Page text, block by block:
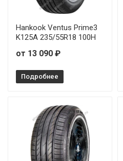
Hankook Ventus Prime3
K125A 235/55R18 100H
от 13 090 ₽
Подробнее